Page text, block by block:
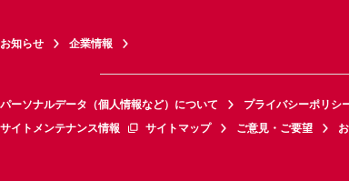
お知らせ 企業情報
パーソナルデータ（個人情報など）について プライバシーポリシ
サイトメンテナンス情報
サイトマップ ご意見・ご要望